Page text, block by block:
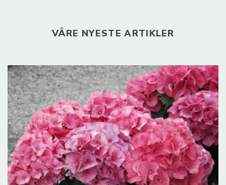
VÅRE NYESTE ARTIKLER